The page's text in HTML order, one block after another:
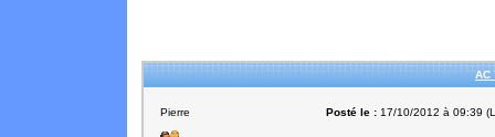
AC
Pierre Posté le : 17/10/2012 à 09:39